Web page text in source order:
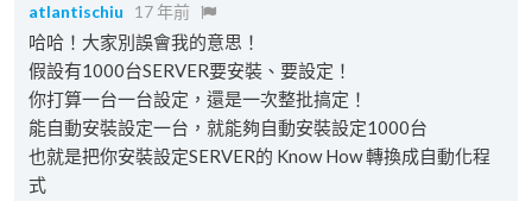
atlantischiu 17 年前
哈哈！大家別誤會我的意思！
假設有1000台SERVER要安裝、要設定！
你打算一台一台設定，還是一次整批搞定！
能自動安裝設定一台，就能夠自動安裝設定1000台
也就是把你安裝設定SERVER的 Know How 轉換成自動化程
式